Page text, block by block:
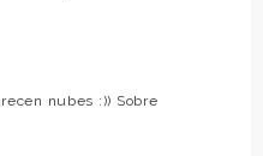
nubes :)) Sobre